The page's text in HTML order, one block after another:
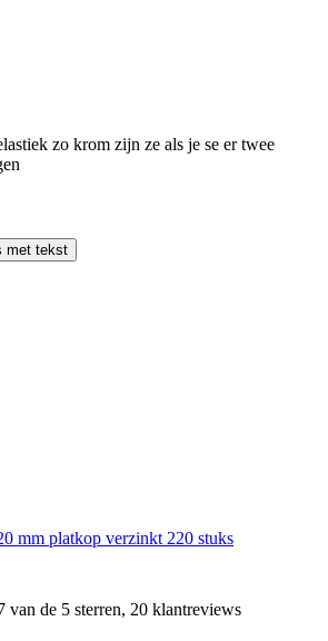
zo krom zijn ze als je se er twee
met tekst
mm platkop verzinkt 220 stuks
van de 5 sterren, 20 klantreviews